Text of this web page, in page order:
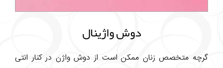
دوش واژینال
گرچه متخصص زنان ممکن است از دوش واژن در کنار انتی